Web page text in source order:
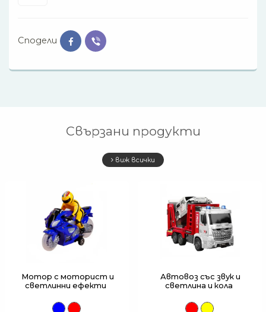
Сподели
Свързани продукти
виж всички
Мотор с моторист и
светлинни ефекти
Автовоз със звук и
светлина и кола